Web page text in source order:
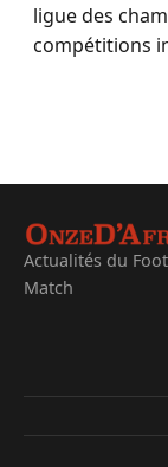
ligue des
compétitions
Actualités du
Match